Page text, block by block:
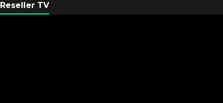
Reseller TV